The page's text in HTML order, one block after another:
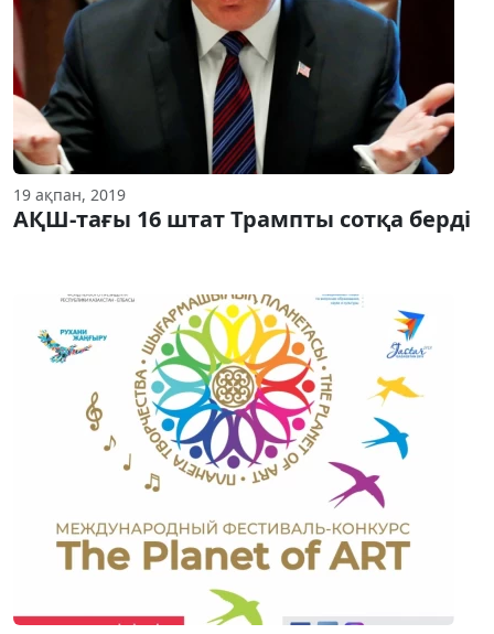
19 ақпан, 2019
АҚШ-тағы 16 штат Трампты сотқа берді